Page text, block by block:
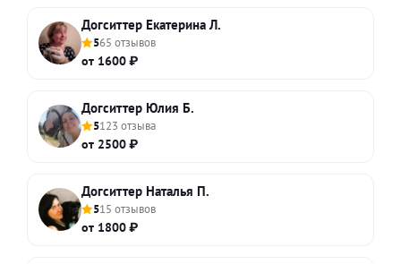
Догситтер Екатерина Л.
565 отзывов
от 1600 ₽
Догситтер Юлия Б.
5123 отзыва
от 2500 ₽
Догситтер Наталья П.
515 отзывов
от 1800 ₽